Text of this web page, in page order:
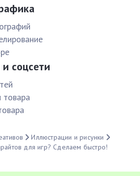
соцсети
товара
Иллюстрации и рисунки
для игр? Сделаем быстро!